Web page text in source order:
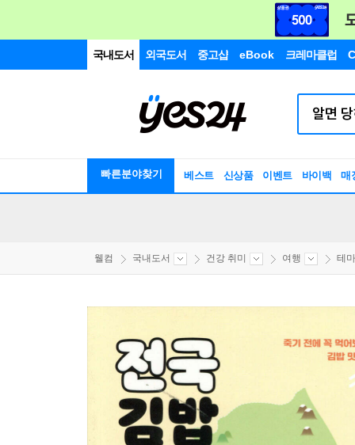
국내도서 외국도서 중고샵 eBook 크레마클럽
빠른분야찾기 베스트 신상품 이벤트 바이백 매
웰컴 국내도서 건강 취미 여행 테